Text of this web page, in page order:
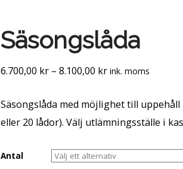
Säsongslåda
6.700,00 kr – 8.100,00 krPrisintervall:
till
8.100,00 kr
ink. moms
Säsongslåda med möjlighet till
eller 20 lådor). Välj utlämningsställe i
Antal